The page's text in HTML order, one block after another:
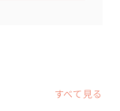
すべて見る